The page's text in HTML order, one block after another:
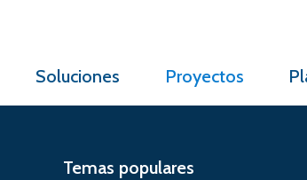
Soluciones Proyectos
Temas populares